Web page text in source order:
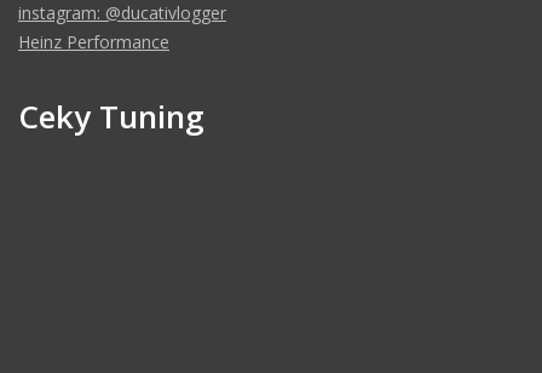
instagram: @ducativlogger
Heinz Performance
Ceky Tuning